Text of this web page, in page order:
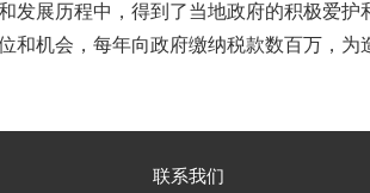
展历程中，得到了当地政府的积极爱护
和机会，每年向政府缴纳税款数百万，为
联系我们